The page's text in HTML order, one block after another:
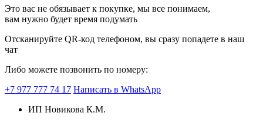
Это вас не обязывает к покупке, мы все понимаем,
вам нужно будет время подумать
Отсканируйте QR-код телефоном, вы сразу попадете в наш
чат
Либо можете позвонить по номеру:
+7 977 777 74 17 Написать в WhatsApp
ИП Новикова К.М.